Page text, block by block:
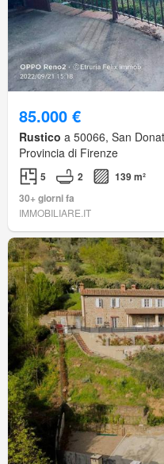
85.000 €
Rustico a 50066, San
Provincia di Firenze
5 2
139 m²
30+ giorni fa
IMMOBILIARE.IT